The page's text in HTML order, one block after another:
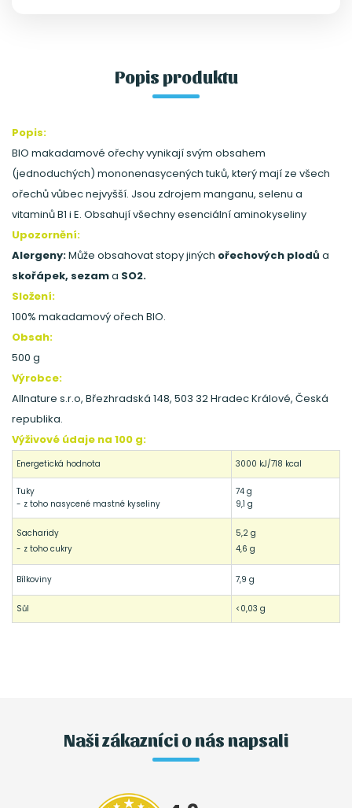
Popis produktu
Popis:
BIO makadamové ořechy vynikají svým obsahem
(jednoduchých) mononenasycených tuků, který mají ze všech
ořechů vůbec nejvyšší. Jsou zdrojem manganu, selenu a
vitaminů B1 i E. Obsahují všechny esenciální aminokyseliny
Upozornění:
Alergeny:Může obsahovat stopy jiných ořechových plodů a
skořápek, sezama SO2.
Složení:
100% makadamový ořech BIO.
Obsah:
500 g
Výrobce:
Allnature s.r.o, Březhradská 148, 503 32 Hradec Králové, Česká
republika.
Výživové údaje na 100 g:
Energetická hodnota 3000 kJ/718 kcal
Tuky
- z toho nasycené mastné kyseliny
74 g
9,1 g
Sacharidy
- z toho cukry
5,2 g
4,6 g
Bílkoviny 7,9 g
Sůl <0,03 g
Naši zákazníci o nás napsali